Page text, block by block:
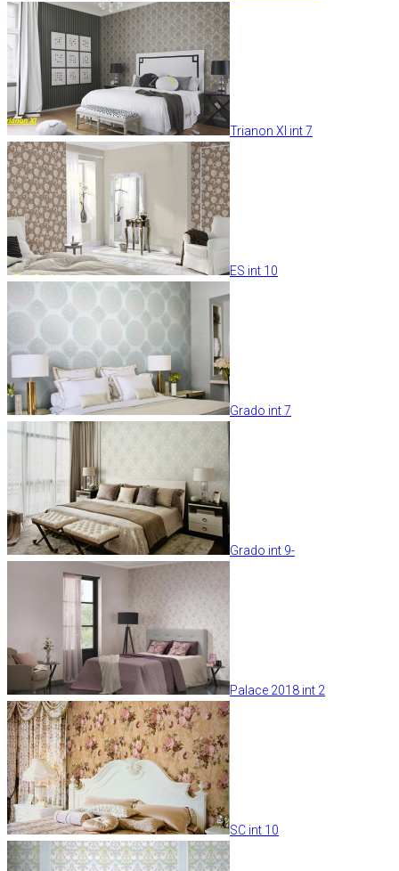
Trianon XI int 7
ES int 10
Grado int 7
Grado int 9-
Palace 2018 int 2
SC int 10